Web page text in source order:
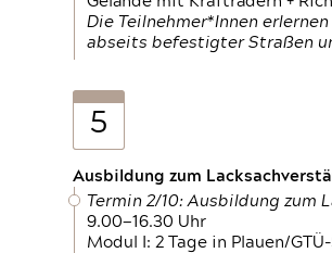
Die Teilnehmer*Innen
abseits befestigter Straßen
5
Ausbildung zum
Termin 2/10: Ausbildung zum
9.00—16.30 Uhr
Modul I: 2 Tage in Plauen/